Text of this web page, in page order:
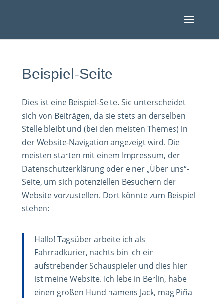
Beispiel-Seite
Dies ist eine Beispiel-Seite. Sie unterscheidet
sich von Beiträgen, da sie stets an derselben
Stelle bleibt und (bei den meisten Themes) in
der Website-Navigation angezeigt wird. Die
meisten starten mit einem Impressum, der
Datenschutzerklärung oder einer „Über uns“-
Seite, um sich potenziellen Besuchern der
Website vorzustellen. Dort könnte zum Beispiel
stehen:
Hallo! Tagsüber arbeite ich als
Fahrradkurier, nachts bin ich ein
aufstrebender Schauspieler und dies hier
ist meine Website. Ich lebe in Berlin, habe
einen großen Hund namens Jack, mag Piña